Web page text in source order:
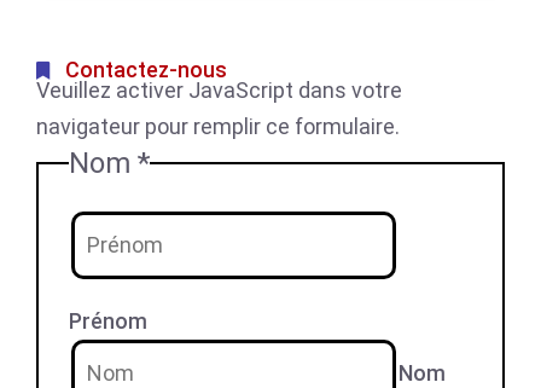
Contactez-nous
Veuillez activer JavaScript dans votre
navigateur pour remplir ce formulaire.
Nom *
Prénom
Nom